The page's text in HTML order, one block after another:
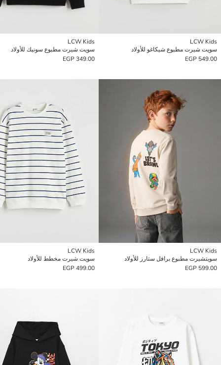
LCW Kids
سويت شيرت مطبوع شيكاغو للأولاد
549.00 EGP
LCW Kids
سويت شيرت مطبوع سونيك للأولاد
349.00 EGP
LCW Kids
سويتشيرت مطبوع برافل ستارز للأولاد
599.00 EGP
LCW Kids
سويت شيرت مخطط للأولاد
499.00 EGP